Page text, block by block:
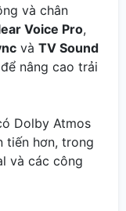
và chân
Voice Pro,
và TV Sound
nâng cao trải
Dolby Atmos
tiến hơn, trong
và các công